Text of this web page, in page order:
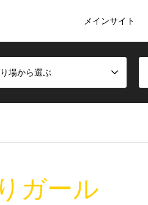
メインサイト
場から選ぶ
ガール